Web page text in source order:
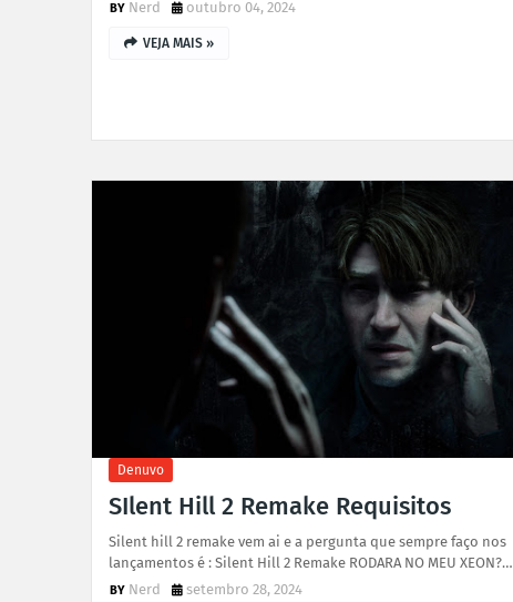
Nerd outubro 04, 2024
VEJA MAIS »
Denuvo
SIlent Hill 2 Remake Requisitos
Silent hill 2 remake vem ai e a pergunta que sempre faço nos
lançamentos é : Silent Hill 2 Remake RODARA NO MEU XEON?…
Nerd
setembro 28, 2024